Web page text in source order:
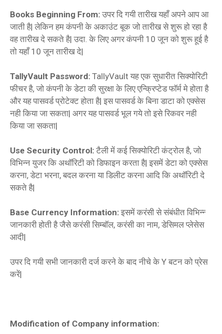
Books Beginning From: उपर दि गयी तारीख यहाँ अपने आप आ
जाती है| लेकिन हम कंपनी के अकाउंट बूक जो तारीख से शुरू हो रहा है
वह तारीख दे सकते है| उदा. के लिए अगर कंपनी 10 जून को शुरू हूई है
तो यहाँ 10 जून तारीख दे|
TallyVault Password: TallyVault यह एक सुधारीत सिक्योरिटी
फीचर है, जो कंपनी के डेटा की सुरक्षा के लिए एन्क्रिप्टेड फॉर्म मे होता है
और यह पासवर्ड प्रोटेक्‍ट होता है| इस पासवर्ड के बिना डाटा को एक्‍सेस
नही किया जा सकता| अगर यह पासवर्ड भूल गये तो इसे रिकवर नही
किया जा सकता|
Use Security Control: टैली में कई सिक्योरिटी कंट्रोल है, जो
विभिन्‍न युजर कि अथॉरिटी को डिफाइन करता है| इसमें डेटा को एक्‍सेस
करना, डेटा भरना, बदल करना या डिलीट करना आदि कि अथॉरिटी दे
सकते है|
Base Currency Information: इसमें करंसी से संबंधीत विभिन्‍न्‍
जानकारी होती है जैसे करंसी सिम्‍बॉल, करंसी का नाम, डेसिमल प्‍लेसेस
आदी|
उपर दि गयी सभी जानकारी दर्ज करने के बाद नीचे के Y बटन को प्रेस
करें|
Modification of Company information: